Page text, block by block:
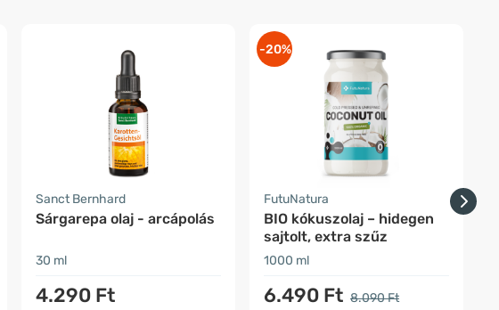
Sanct Bernhard
Sárgarepa olaj - arcápolás
30 ml
4.290 Ft
-20%
FutuNatura
BIO kókuszolaj – hidegen
sajtolt, extra szűz
1000 ml
6.490 Ft 8.090 Ft